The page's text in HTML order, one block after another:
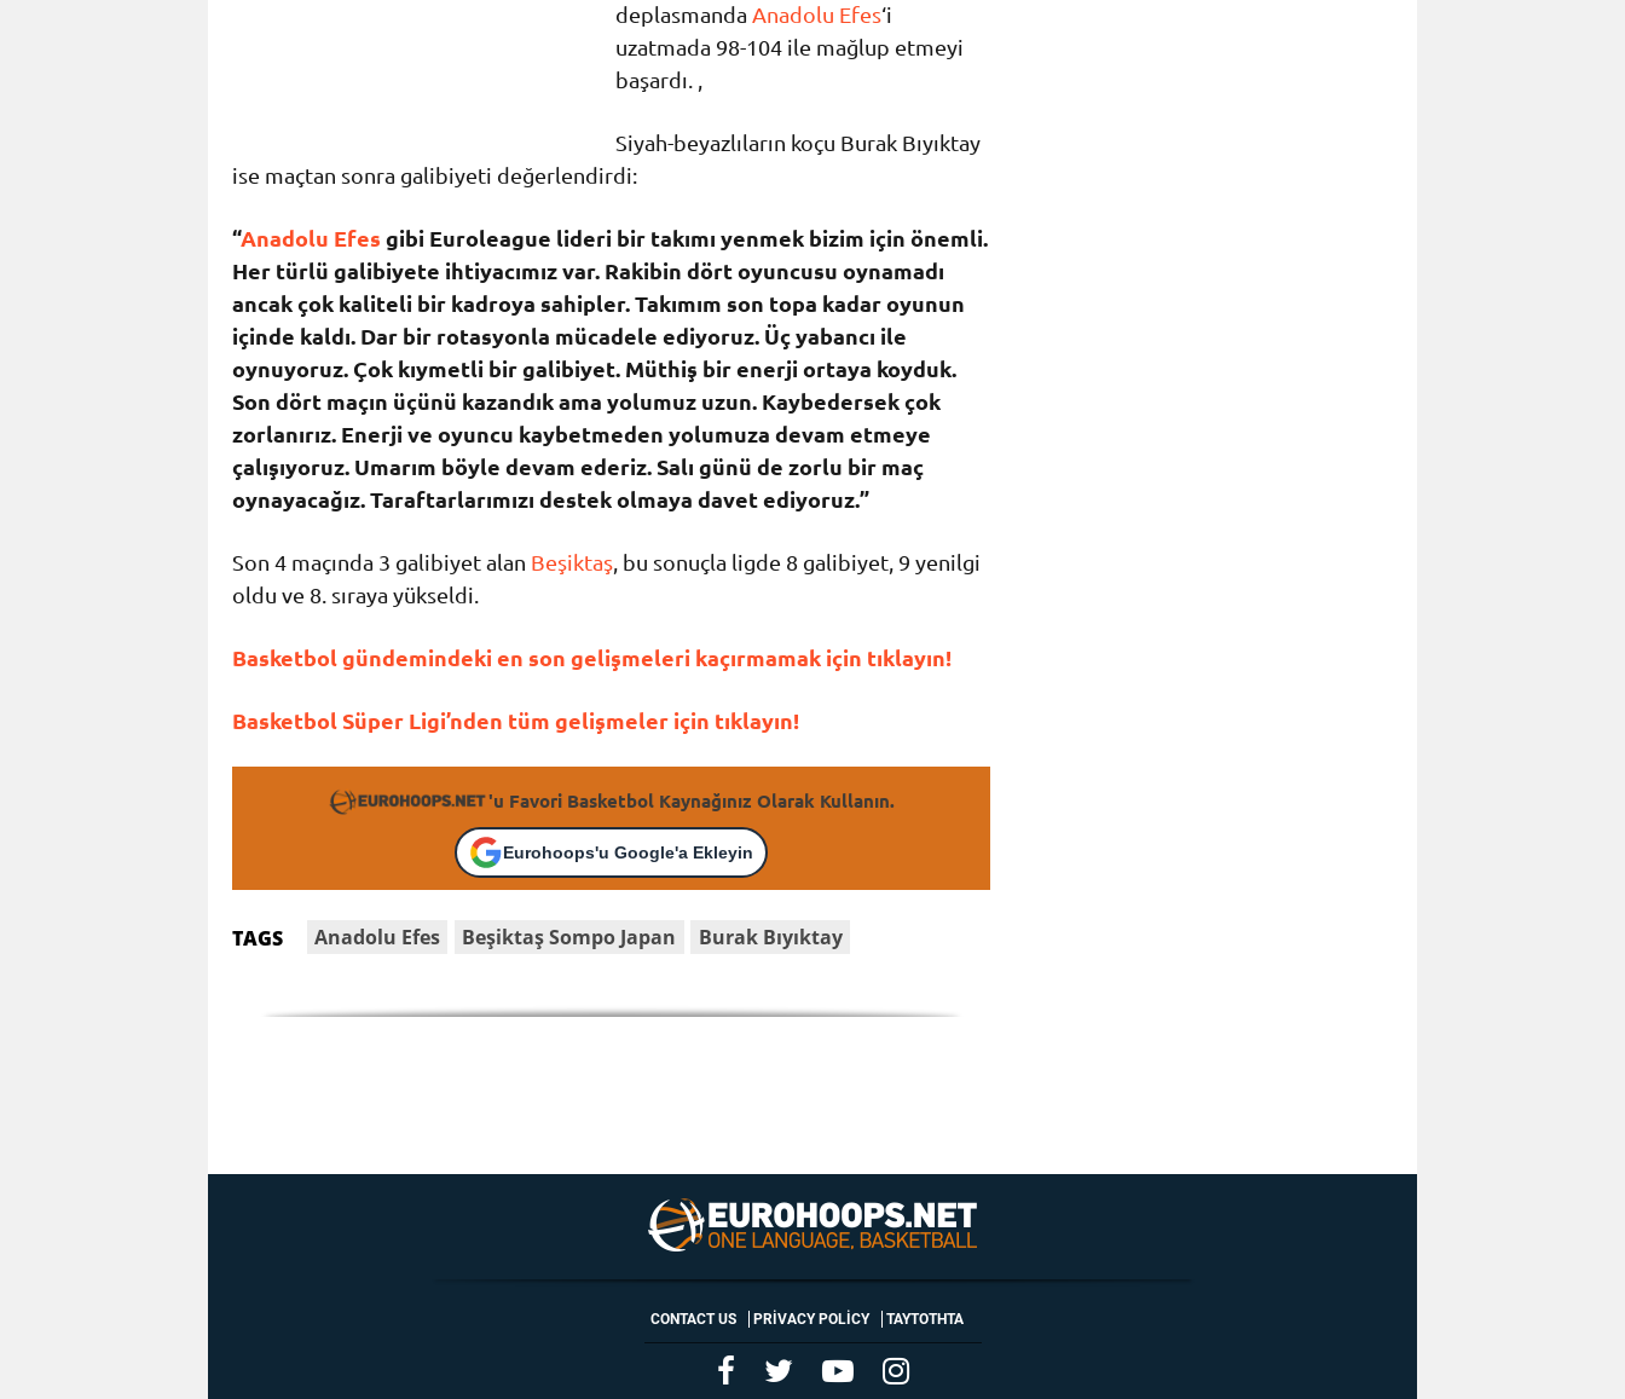
deplasmanda Anadolu Efes‘i
uzatmada 98-104 ile mağlup etmeyi
başardı. ,
Siyah-beyazlıların koçu Burak Bıyıktay
ise maçtan sonra galibiyeti değerlendirdi:
“Anadolu Efes gibi Euroleague lideri bir takımı yenmek bizim için önemli.
Her türlü galibiyete ihtiyacımız var. Rakibin dört oyuncusu oynamadı
ancak çok kaliteli bir kadroya sahipler. Takımım son topa kadar oyunun
içinde kaldı. Dar bir rotasyonla mücadele ediyoruz. Üç yabancı ile
oynuyoruz. Çok kıymetli bir galibiyet. Müthiş bir enerji ortaya koyduk.
Son dört maçın üçünü kazandık ama yolumuz uzun. Kaybedersek çok
zorlanırız. Enerji ve oyuncu kaybetmeden yolumuza devam etmeye
çalışıyoruz. Umarım böyle devam ederiz. Salı günü de zorlu bir maç
oynayacağız. Taraftarlarımızı destek olmaya davet ediyoruz.”
Son 4 maçında 3 galibiyet alan Beşiktaş , bu sonuçla ligde 8 galibiyet, 9 yenilgi
oldu ve 8. sıraya yükseldi.
Basketbol gündemindeki en son gelişmeleri kaçırmamak için tıklayın!
Basketbol Süper Ligi’nden tüm gelişmeler için tıklayın!
'u Favori Basketbol Kaynağınız Olarak Kullanın.
Eurohoops'u Google'a Ekleyin
TAGS Anadolu Efes Beşiktaş Sompo Japan Burak Bıyıktay
CONTACT US PRIVACY POLICY ΤΑΥΤΟΤΗΤΑ